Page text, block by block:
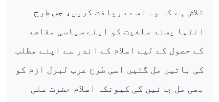
تلاش ہے کہ وہ اسے دریافت کریں، جس طرح
انتہا پسند سلفیت کو اپنے سیاسی مقاصد
کے حصول کے لیے اسلام کے اندر سے اپنے مطلب
کی باتیں مل گئیں اسی طرح عرب لبرل ازم کو
بھی مل جائیں گی کیونکہ اسلام حضرت علی